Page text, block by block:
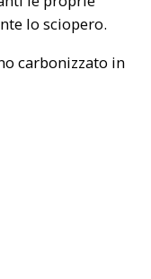
lo sciopero.
carbonizzato in